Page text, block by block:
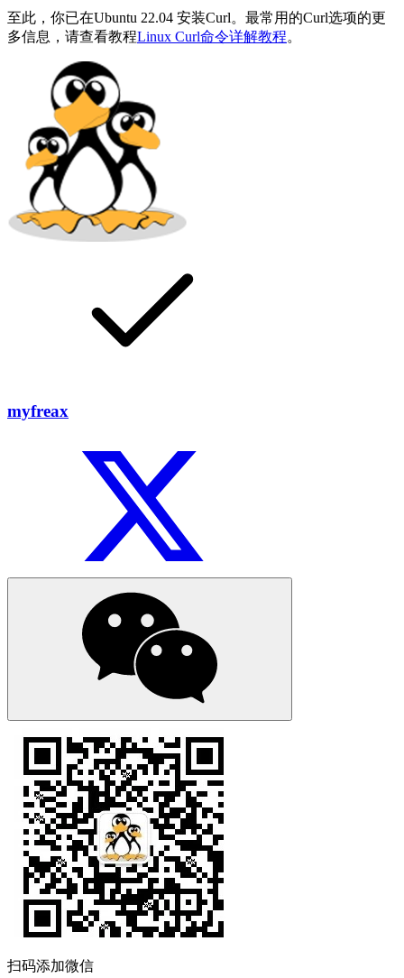
至此，你已在Ubuntu 22.04 安装Curl。最常用的Curl选项的更
多信息，请查看教程Linux Curl命令详解教程。
myfreax
扫码添加微信